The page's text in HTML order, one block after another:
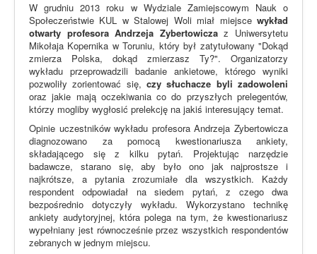
W grudniu 2013 roku w Wydziale Zamiejscowym Nauk o
Społeczeństwie KUL w Stalowej Woli miał miejsce wykład
otwarty profesora Andrzeja Zybertowiczaz Uniwersytetu
Mikołaja Kopernika w Toruniu, który był zatytułowany "Dokąd
zmierza Polska, dokąd zmierzasz Ty?". Organizatorzy
wykładu przeprowadzili badanie ankietowe, którego wyniki
pozwoliły zorientować się, czy słuchacze byli zadowoleni
oraz jakie mają oczekiwania co do przyszłych prelegentów,
którzy mogliby wygłosić prelekcję na jakiś interesujący temat.
Opinie uczestników wykładu profesora Andrzeja Zybertowicza
diagnozowano za pomocą kwestionariusza ankiety,
składającego się z kilku pytań. Projektując narzędzie
badawcze, starano się, aby było ono jak najprostsze i
najkrótsze, a pytania zrozumiałe dla wszystkich. Każdy
respondent odpowiadał na siedem pytań, z czego dwa
bezpośrednio dotyczyły wykładu. Wykorzystano technikę
ankiety audytoryjnej, która polega na tym, że kwestionariusz
wypełniany jest równocześnie przez wszystkich respondentów
zebranych w jednym miejscu.